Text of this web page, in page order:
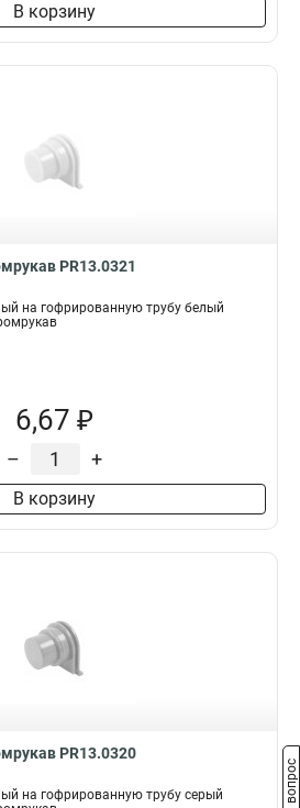
В корзину
PR13.0321
на гофрированную трубу белый
6,67 ₽
– +
В корзину
PR13.0320
на гофрированную трубу серый